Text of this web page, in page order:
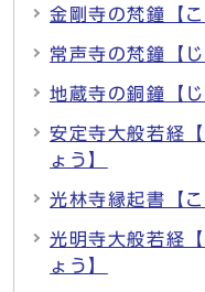
金剛寺の梵鐘【
常声寺の梵鐘【
地蔵寺の銅鐘【
安定寺大般若経
ょう】
光林寺縁起書【
光明寺大般若経
ょう】